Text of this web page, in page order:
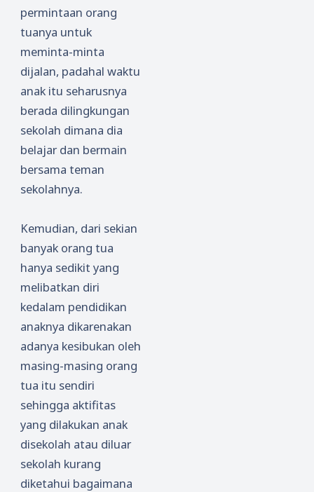
permintaan orang
tuanya untuk
meminta-minta
dijalan, padahal waktu
anak itu seharusnya
berada dilingkungan
sekolah dimana dia
belajar dan bermain
bersama teman
sekolahnya.
Kemudian, dari sekian
banyak orang tua
hanya sedikit yang
melibatkan diri
kedalam pendidikan
anaknya dikarenakan
adanya kesibukan oleh
masing-masing orang
tua itu sendiri
sehingga aktifitas
yang dilakukan anak
disekolah atau diluar
sekolah kurang
diketahui bagaimana